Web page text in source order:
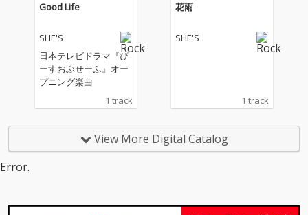
Good Life
SHE'S
日本テレビドラマ『ぴ
ーすおぶせーふ』オー
プニング楽曲
1 track
花雨
SHE'S
1 track
View More Digital Catalog
Error.